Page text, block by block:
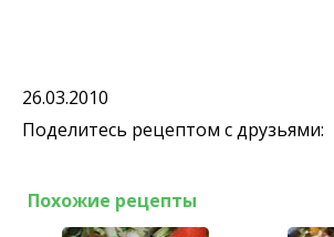
26.03.2010
Поделитесь рецептом с друзьями:
Похожие рецепты